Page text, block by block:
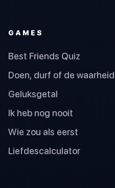
GAMES
Best Friends Quiz
Doen, durf of de waarheid
Geluksgetal
Ik heb nog nooit
Wie zou als eerst
Liefdescalculator